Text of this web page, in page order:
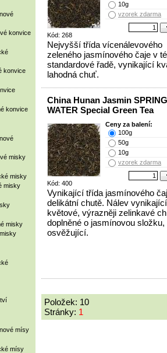
konvice
konvice
konvice
misky
misky
misky
misky
mísy
mísy
Kód: 268
10g
vzorek zdarma
Nejvyšší třída vícenálevového
zeleného jasmínového čaje v
standardové řadě, vynikající
lahodná chuť.
China Hunan Jasmin SPRING
WATER Special Green Tea
Kód: 400
Ceny za balení:
100g
50g
10g
vzorek zdarma
Vynikající třída jasmínového
delikátní chutě. Nálev vynikající
květové, výrazněji zelinkavé
doplněné o jasmínovou složku,
osvěžující.
Položek: 10
Stránky: 1